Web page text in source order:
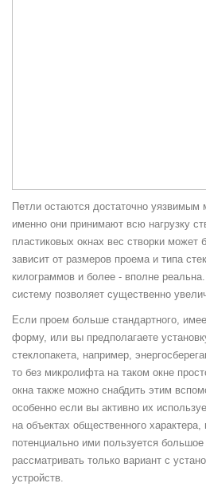
Петли остаются достаточно уязвимым
именно они принимают всю нагрузку
пластиковых окнах вес створки
зависит от размеров проема и типа
килограммов и более - вполне
систему позволяет существенно
Если проем больше стандартного,
форму, или вы предполагаете
стеклопакета, например,
то без микролифта на таком окне
окна также можно снабдить этим
особенно если вы активно их
на объектах общественного
потенциально ими пользуется
рассматривать только вариант с
устройств.